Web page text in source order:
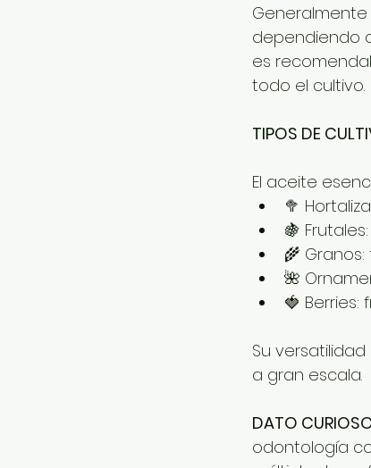
dependiendo
es
todo el cultivo.
TIPOS DE
El aceite
🥦
🍇
🌾 Granos:
🌺
🍓
Su
a gran escala.
DATO
odontología